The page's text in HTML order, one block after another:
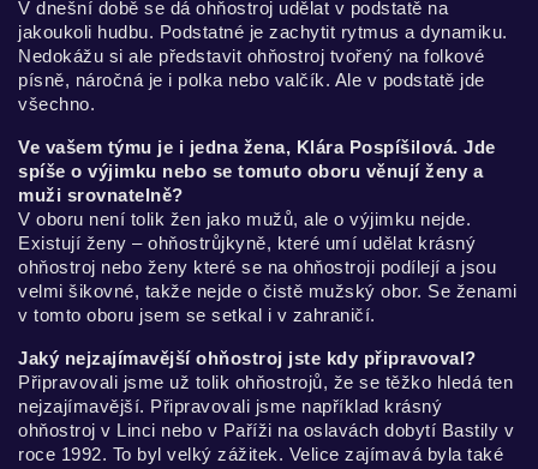
V dnešní době se dá ohňostroj udělat v podstatě na
jakoukoli hudbu. Podstatné je zachytit rytmus a dynamiku.
Nedokážu si ale představit ohňostroj tvořený na folkové
písně, náročná je i polka nebo valčík. Ale v podstatě jde
všechno.
Ve vašem týmu je i jedna žena, Klára Pospíšilová. Jde
spíše o výjimku nebo se tomuto oboru věnují ženy a
muži srovnatelně?
V oboru není tolik žen jako mužů, ale o výjimku nejde.
Existují ženy – ohňostrůjkyně, které umí udělat krásný
ohňostroj nebo ženy které se na ohňostroji podílejí a jsou
velmi šikovné, takže nejde o čistě mužský obor. Se ženami
v tomto oboru jsem se setkal i v zahraničí.
Jaký nejzajímavější ohňostroj jste kdy připravoval?
Připravovali jsme už tolik ohňostrojů, že se těžko hledá ten
nejzajímavější. Připravovali jsme například krásný
ohňostroj v Linci nebo v Paříži na oslavách dobytí Bastily v
roce 1992. To byl velký zážitek. Velice zajímavá byla také